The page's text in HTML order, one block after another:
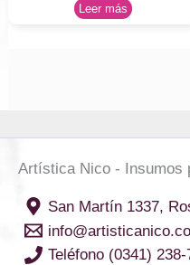
Leer más
Artística Nico - Insumos
San Martín 1337,
Teléfono (0341) 238-